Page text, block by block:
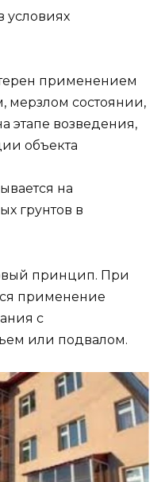
условиях
применением
мерзлом состоянии,
этапе возведения,
объекта
на
грунтов в
принцип. При
применение
с
или подвалом.